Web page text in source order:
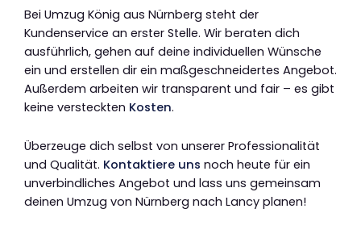
Bei Umzug König aus Nürnberg steht der
Kundenservice an erster Stelle. Wir beraten dich
ausführlich, gehen auf deine individuellen Wünsche
ein und erstellen dir ein maßgeschneidertes Angebot.
Außerdem arbeiten wir transparent und fair – es gibt
keine versteckten Kosten.
Überzeuge dich selbst von unserer Professionalität
und Qualität. Kontaktiere uns noch heute für ein
unverbindliches Angebot und lass uns gemeinsam
deinen Umzug von Nürnberg nach Lancy planen!